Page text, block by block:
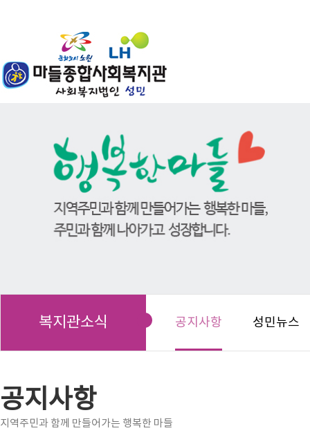
복지관소식 공지사항 성민뉴스
공지사항
지역주민과 함께 만들어가는 행복한 마들